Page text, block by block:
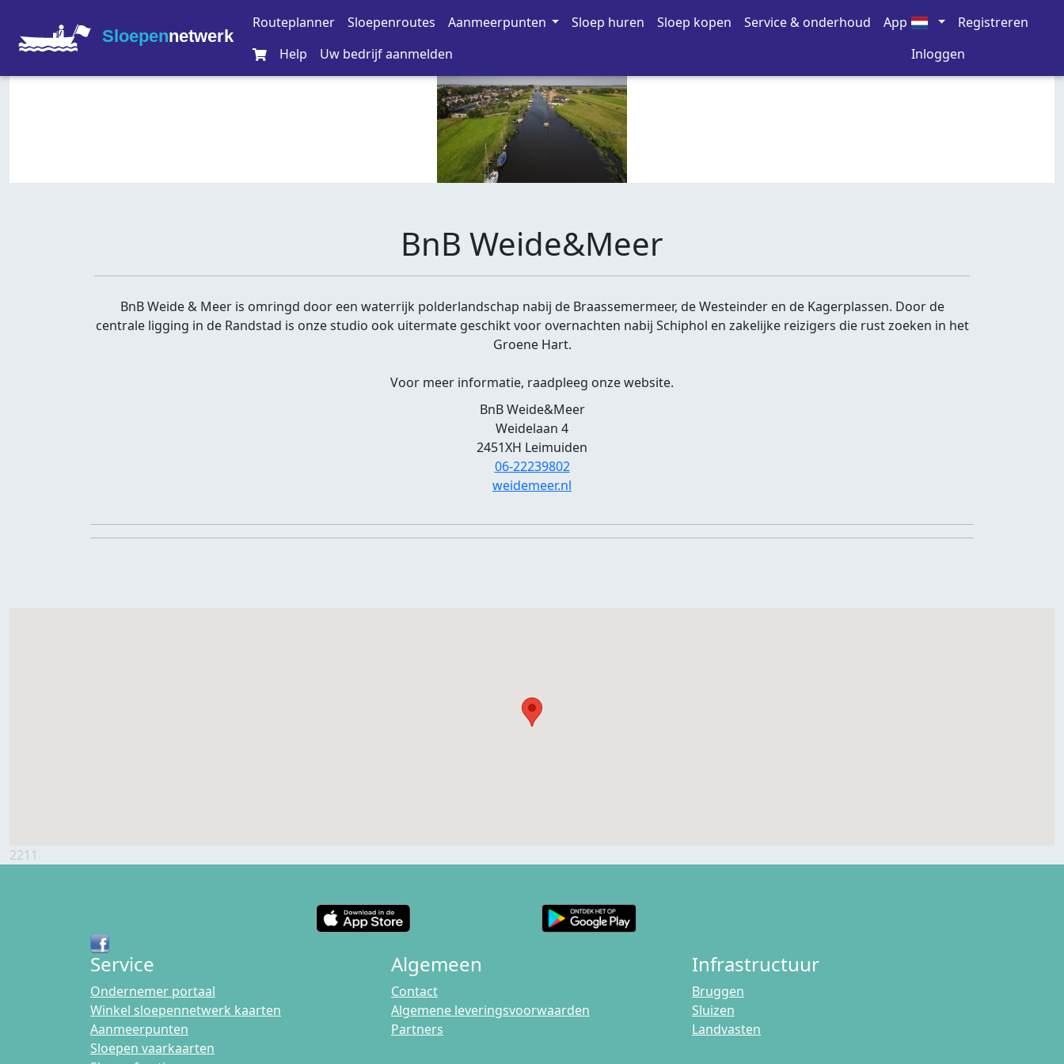
Sloepennetwerk
Routeplanner Sloepenroutes Aanmeerpunten Sloep huren Sloep kopen Service & onderhoud
App
Help
Uw bedrijf aanmelden
Registreren
Inloggen
BnB Weide&Meer
BnB Weide & Meer is omringd door een waterrijk polderlandschap nabij de Braassemermeer, de Westeinder en de Kagerplassen. Door de
centrale ligging in de Randstad is onze studio ook uitermate geschikt voor overnachten nabij Schiphol en zakelijke reizigers die rust zoeken in het
Groene Hart.
Voor meer informatie, raadpleeg onze website.
BnB Weide&Meer
Weidelaan 4
2451XH Leimuiden
06-22239802
weidemeer.nl
2211
Service
Ondernemer portaal
Winkel sloepennetwerk kaarten
Aanmeerpunten
Sloepen vaarkaarten
Algemeen
Contact
Algemene leveringsvoorwaarden
Partners
Infrastructuur
Bruggen
Sluizen
Landvasten